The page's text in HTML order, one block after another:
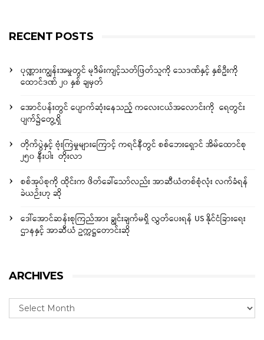
RECENT POSTS
ပုဏ္ဏားကျွန်းအမှုတွင် မုဒိမ်းကျင့်သတ်ဖြတ်သူကို သေဒဏ်နှင့် နှစ်ဦးကို
ထောင်ဒဏ် ၂၀ နှစ် ချမှတ်
အောင်ပန်းတွင် ပျောက်ဆုံးနေသည့် ကလေးငယ်အလောင်းကို ရေတွင်း
ပျက်၌တွေ့ရှိ
တိုက်ပွဲနှင့် ဗုံးကြဲမှုများကြောင့် ကရင်နီတွင် စစ်ဘေးရှောင် အိမ်ထောင်စု
၂၅၀ နီးပါး တိုးလာ
စစ်အုပ်စုကို ထိုင်းက ဖိတ်ခေါ်သော်လည်း အာဆီယံတစ်စုံလုံး လက်ခံရန်
ခဲယဉ်းဟု ဆို
ဒေါ်အောင်ဆန်းစုကြည်အား ချွင်းချက်မရှိ လွှတ်ပေးရန် US နိုင်ငံခြားရေး
ဌာနနှင့် အာဆီယံ ဥက္ကဋ္ဌတောင်းဆို
ARCHIVES